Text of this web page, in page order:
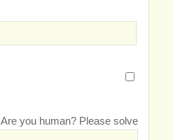
Are you human? Please solve: